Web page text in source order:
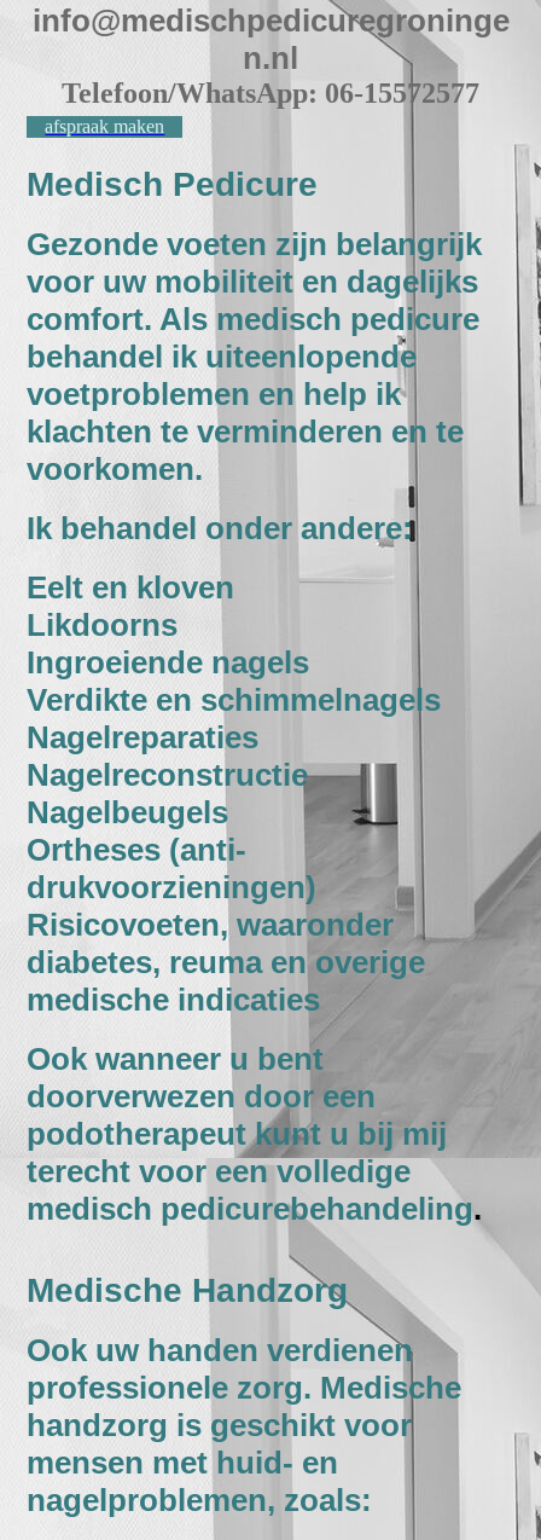
info@medischpedicuregroninge
n.nl
Telefoon/WhatsApp: 06-15572577
afspraak maken
Medisch Pedicure
Gezonde voeten zijn belangrijk
voor uw mobiliteit en dagelijks
comfort. Als medisch pedicure
behandel ik uiteenlopende
voetproblemen en help ik
klachten te verminderen en te
voorkomen.
Ik behandel onder andere:
Eelt en kloven
Likdoorns
Ingroeiende nagels
Verdikte en schimmelnagels
Nagelreparaties
Nagelreconstructie
Nagelbeugels
Ortheses (anti-
drukvoorzieningen)
Risicovoeten, waaronder
diabetes, reuma en overige
medische indicaties
Ook wanneer u bent
doorverwezen door een
podotherapeut kunt u bij mij
terecht voor een volledige
medisch pedicurebehandeling.
Medische Handzorg
Ook uw handen verdienen
professionele zorg. Medische
handzorg is geschikt voor
mensen met huid- en
nagelproblemen, zoals: